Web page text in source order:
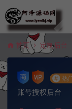
首页 定制后台
# 热
账号授权后台